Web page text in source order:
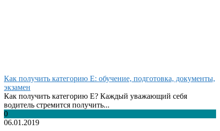
Как получить категорию Е: обучение, подготовка, документы,
экзамен
Как получить категорию Е? Каждый уважающий себя
водитель стремится получить...
0
06.01.2019